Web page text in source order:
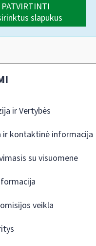
PATVIRTINTI
slapukus
ir Vertybės
ir kontaktinė informacija
su visuomene
veikla